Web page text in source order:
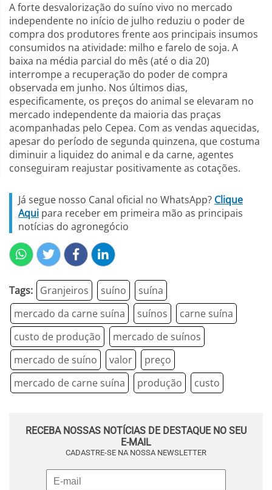
A forte desvalorização do suíno vivo no mercado
independente no início de julho reduziu o poder de
compra dos produtores frente aos principais insumos
consumidos na atividade: milho e farelo de soja. A
baixa na média parcial do mês (até o dia 20)
interrompe a recuperação do poder de compra
observada em junho. Nos últimos dias,
especificamente, os preços do animal se elevaram no
mercado independente da maioria das praças
acompanhadas pelo Cepea. Com as vendas aquecidas,
apesar do período de segunda quinzena, que costuma
diminuir a liquidez do animal e da carne, agentes
conseguiram reajustar positivamente as cotações.
Já segue nosso Canal oficial no WhatsApp? Clique
Aqui para receber em primeira mão as principais
notícias do agronegócio
Tags: Granjeiros suíno
suína
mercado da carne suína
suínos
carne suína
custo de produção
mercado de suínos
mercado de suíno
valor
preço
mercado de carne suína
produção custo
RECEBA NOSSAS NOTÍCIAS DE DESTAQUE NO SEU
E-MAIL
CADASTRE-SE NA NOSSA NEWSLETTER